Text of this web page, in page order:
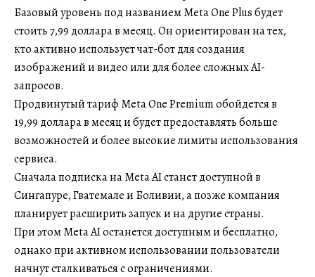
Базовый уровень под названием Meta One Plus будет
стоить 7,99 доллара в месяц. Он ориентирован на тех,
кто активно использует чат-бот для создания
изображений и видео или для более сложных AI-
запросов.
Продвинутый тариф Meta One Premium обойдется в
19,99 доллара в месяц и будет предоставлять больше
возможностей и более высокие лимиты использования
сервиса.
Сначала подписка на Meta AI станет доступной в
Сингапуре, Гватемале и Боливии, а позже компания
планирует расширить запуск и на другие страны.
При этом Meta AI останется доступным и бесплатно,
однако при активном использовании пользователи
начнут сталкиваться с ограничениями.